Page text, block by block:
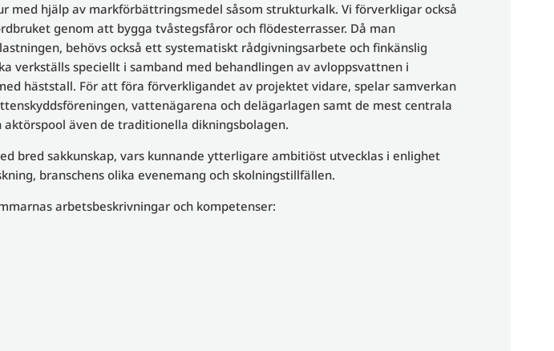
med hjälp av markförbättringsmedel såsom strukturkalk. Vi förverkligar också
genom att bygga tvåstegsfåror och flödesterrasser. Då man
behövs också ett systematiskt rådgivningsarbete och finkänslig
verkställs speciellt i samband med behandlingen av avloppsvattnen i
häststall. För att föra förverkligandet av projektet vidare, spelar samverkan
vattenägarena och delägarlagen samt de mest centrala
även de traditionella dikningsbolagen.
bred sakkunskap, vars kunnande ytterligare ambitiöst utvecklas i enlighet
branschens olika evenemang och skolningstillfällen.
arbetsbeskrivningar och kompetenser: